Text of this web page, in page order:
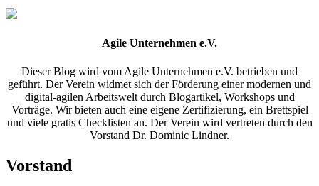
Agile Unternehmen e.V.
Dieser Blog wird vom Agile Unternehmen e.V. betrieben und
geführt. Der Verein widmet sich der Förderung einer modernen und
digital-agilen Arbeitswelt durch Blogartikel, Workshops und
Vorträge. Wir bieten auch eine eigene Zertifizierung, ein Brettspiel
und viele gratis Checklisten an. Der Verein wird vertreten durch den
Vorstand Dr. Dominic Lindner.
Vorstand